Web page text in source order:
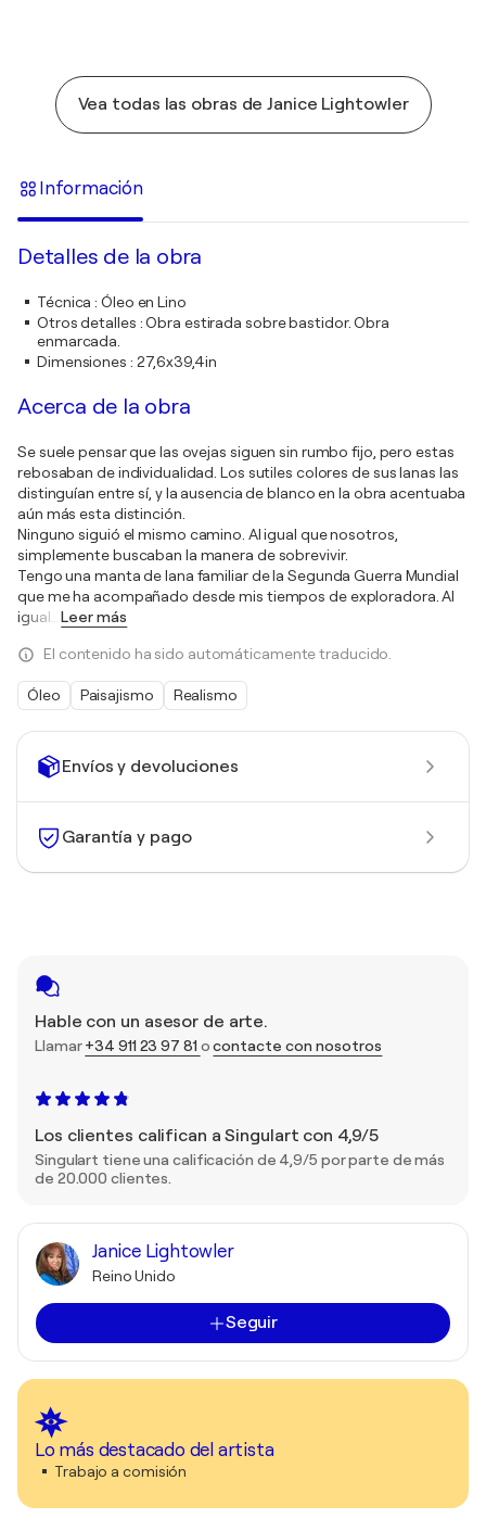
Envíos y devoluciones
Garantía y pago
Hable con un asesor de arte.
Llamar+34 911 23 97 81 ocontacte con nosotros
Los clientes califican a Singulart con 4,9/5
Singulart tiene una calificación de 4,9/5 por parte de más
de 20.000 clientes.
Janice Lightowler
Reino Unido
Seguir
Lo más destacado del artista
Trabajo a comisión
Vea todas las obras de Janice Lightowler
Información
Detalles de la obra
Técnica :Óleo en Lino
Otros detalles :Obra estirada sobre bastidor. Obra
enmarcada.
Dimensiones : 27,6x39,4in
Acerca de la obra
Se suele pensar que las ovejas siguen sin rumbo fijo, pero estas
rebosaban de individualidad. Los sutiles colores de sus lanas las
distinguían entre sí, y la ausencia de blanco en la obra acentuaba
aún más esta distinción.
Ninguno siguió el mismo camino. Al igual que nosotros,
simplemente buscaban la manera de sobrevivir.
Tengo una manta de lana familiar de la Segunda Guerra Mundial
que me ha acompañado desde mis tiempos de exploradora. Al
igual
Leer más
El contenido ha sido automáticamente traducido.
Óleo Paisajismo Realismo